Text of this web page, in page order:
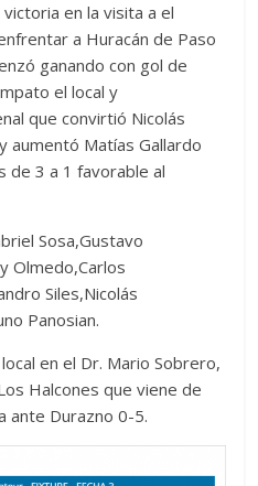
en la visita a el
a Huracán de Paso
ganando con gol de
el local y
que convirtió Nicolás
aumentó Matías Gallardo
de 3 a 1 favorable al
Sosa,Gustavo
Olmedo,Carlos
Siles,Nicolás
Panosian.
en el Dr. Mario Sobrero,
Halcones que viene de
ante Durazno 0-5.